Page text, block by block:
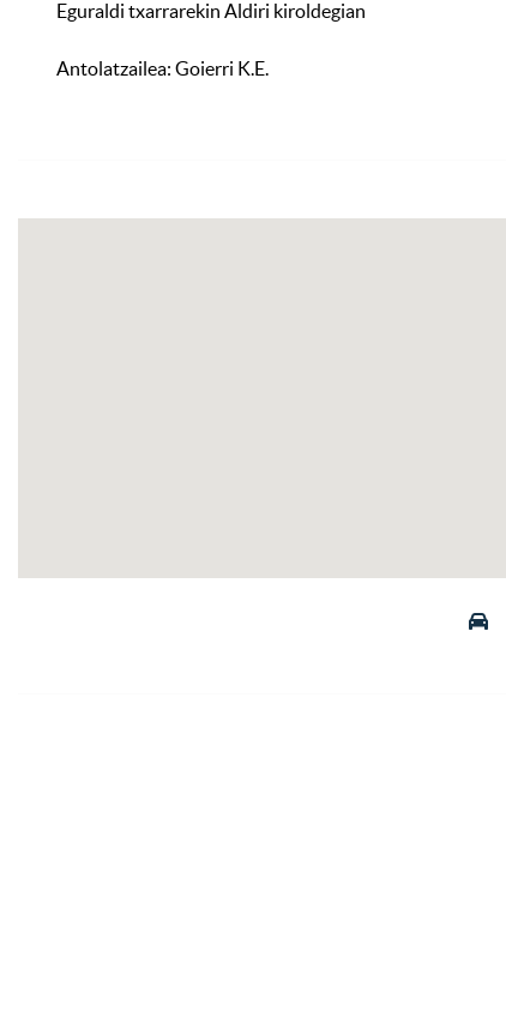
Eguraldi txarrarekin Aldiri kiroldegian
Antolatzailea: Goierri K.E.